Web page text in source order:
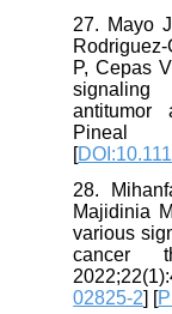
27.
P,
[
28.
Majidinia
various
cancer
02825-2] [